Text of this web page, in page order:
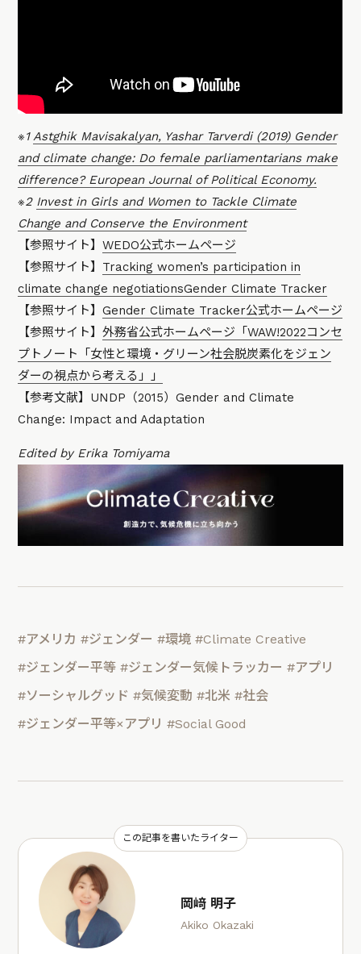
※1Astghik Mavisakalyan, Yashar Tarverdi (2019) Gender
and climate change: Do female parliamentarians make
difference? European Journal of Political Economy.
※2 Invest in Girls and Women to Tackle Climate
Change and Conserve the Environment
【参照サイト】WEDO公式ホームページ
【参照サイト】 Tracking women’s participation in
climate change negotiationsGender Climate Tracker
【参照サイト】Gender Climate Tracker公式ホームページ
【参照サイト】外務省公式ホームページ「WAW!2022コンセ
プトノート「女性と環境・グリーン社会脱炭素化をジェン
ダーの視点から考える」」
【参考文献】UNDP（2015）Gender and Climate
Change: Impact and Adaptation
Edited by Erika Tomiyama
#アメリカ #ジェンダー #環境 #Climate Creative
#ジェンダー平等 #ジェンダー気候トラッカー #アプリ
#ソーシャルグッド #気候変動 #北米 #社会
#ジェンダー平等×アプリ #Social Good
この記事を書いたライター
岡﨑 明子
Akiko Okazaki